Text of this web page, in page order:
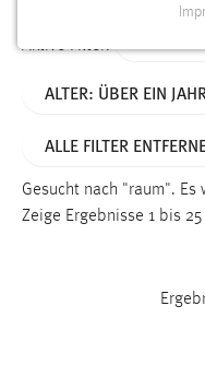
Aktive Filter:
ALTER: ÜBER EIN JAHR
ALLE FILTER
Gesucht nach "raum". Es
Zeige Ergebnisse 1 bis
Funktionen und
Name:
Dieser Cookie